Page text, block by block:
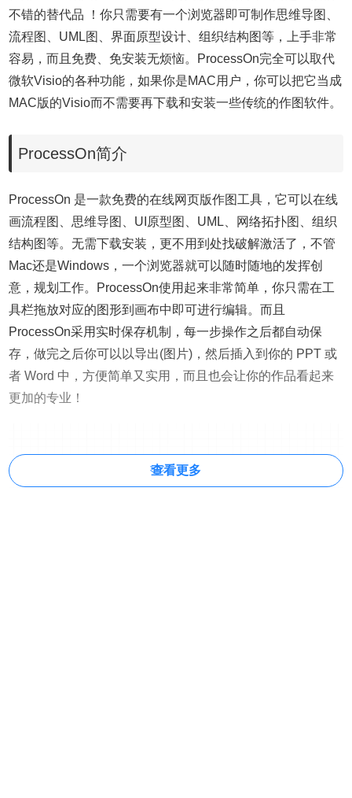
不错的替代品 ！你只需要有一个浏览器即可制作思维导图、
流程图、UML图、界面原型设计、组织结构图等，上手非常
容易，而且免费、免安装无烦恼。ProcessOn完全可以取代
微软Visio的各种功能，如果你是MAC用户，你可以把它当成
MAC版的Visio而不需要再下载和安装一些传统的作图软件。
ProcessOn简介
ProcessOn 是一款免费的在线网页版作图工具，它可以在线
画流程图、思维导图、UI原型图、UML、网络拓扑图、组织
结构图等。无需下载安装，更不用到处找破解激活了，不管
Mac还是Windows，一个浏览器就可以随时随地的发挥创
意，规划工作。ProcessOn使用起来非常简单，你只需在工
具栏拖放对应的图形到画布中即可进行编辑。而且
ProcessOn采用实时保存机制，每一步操作之后都自动保
存，做完之后你可以以导出(图片)，然后插入到你的 PPT 或
者 Word 中，方便简单又实用，而且也会让你的作品看起来
更加的专业！
查看更多